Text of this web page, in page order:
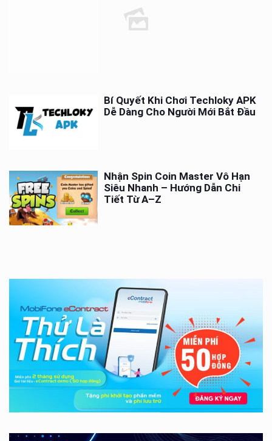
Bí Quyết Khi Chơi Techloky APK
Dễ Dàng Cho Người Mới Bắt Đầu
Nhận Spin Coin Master Vô Hạn
Siêu Nhanh – Hướng Dẫn Chi
Tiết Từ A–Z